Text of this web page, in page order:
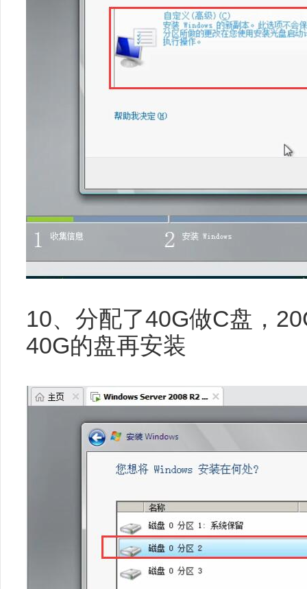
10、分配了40G做C盘，
40G的盘再安装